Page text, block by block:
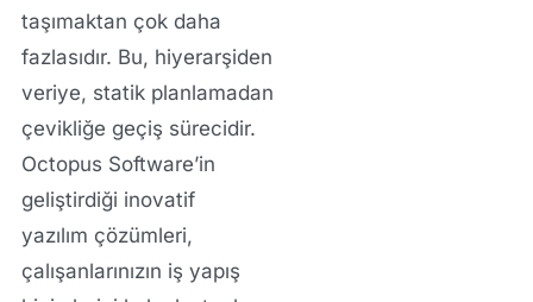
taşımaktan çok daha
fazlasıdır. Bu, hiyerarşiden
veriye, statik planlamadan
çevikliğe geçiş sürecidir.
Octopus Software’in
geliştirdiği inovatif
yazılım çözümleri,
çalışanlarınızın iş yapış